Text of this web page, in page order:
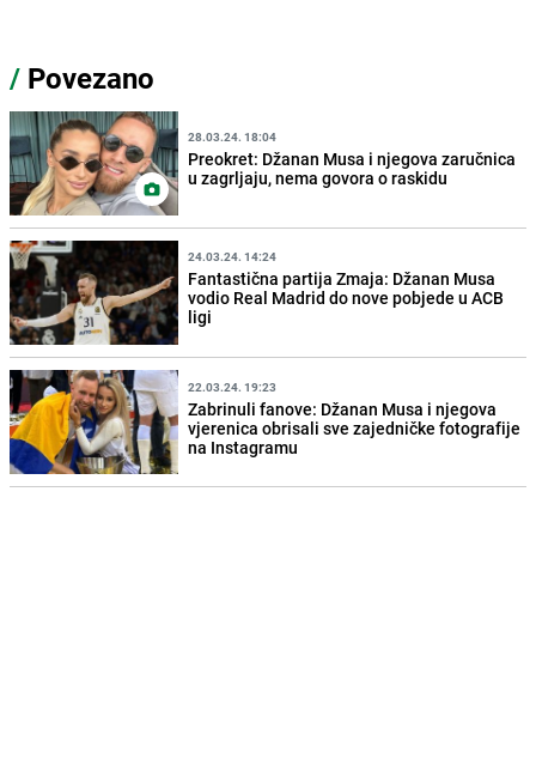
/ Povezano
28.03.24. 18:04
Preokret: Džanan Musa i njegova zaručnica
u zagrljaju, nema govora o raskidu
24.03.24. 14:24
Fantastična partija Zmaja: Džanan Musa
vodio Real Madrid do nove pobjede u ACB
ligi
22.03.24. 19:23
Zabrinuli fanove: Džanan Musa i njegova
vjerenica obrisali sve zajedničke fotografije
na Instagramu